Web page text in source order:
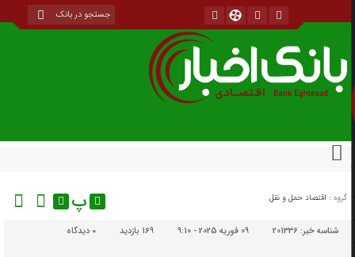
گروه : اقتصاد حمل و نقل پ
شناسه خبر:201336 09 فوریه 2025 - 9:10 169 بازدید دیدگاه